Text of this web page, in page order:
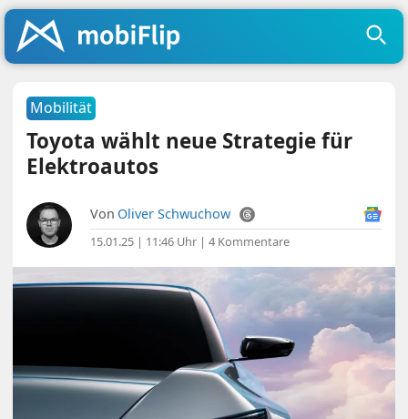
Mobilität
Toyota wählt neue Strategie für
Elektroautos
Von Oliver Schwuchow
15.01.25 | 11:46 Uhr |4 Kommentare